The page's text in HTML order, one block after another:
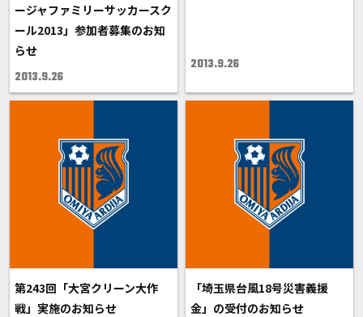
ージャファミリーサッカースク
ール2013」参加者募集のお知
らせ
2013.9.26
2013.9.26
第243回「大宮クリーン大作
戦」実施のお知らせ
「埼玉県台風18号災害義援
金」の受付のお知らせ